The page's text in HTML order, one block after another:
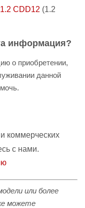
CDD12 (1.2
информация?
о приобретении,
данной
коммерческих
с нами.
или более
можете